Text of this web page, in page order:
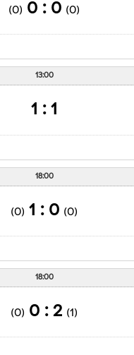
(0)
0 : 0
(0)
13:00
1 : 1
18:00
(0)
0 : 1
(0)
18:00
(1)
2 : 0
(0)